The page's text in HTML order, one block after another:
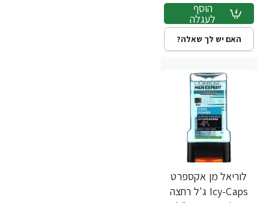
הוסף
לעגלה
האם יש לך שאלה?
לוריאל מן אקספרט
Icy-Caps ג'ל רחצה